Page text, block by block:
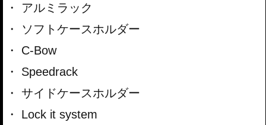
アルミラック
ソフトケースホルダー
C-Bow
Speedrack
サイドケースホルダー
Lock it system